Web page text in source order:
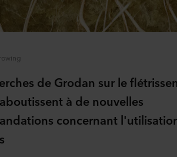
de Grodan sur le
à de nouvelles
concernant